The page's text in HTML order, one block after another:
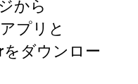
から
プリと
ダウンロー